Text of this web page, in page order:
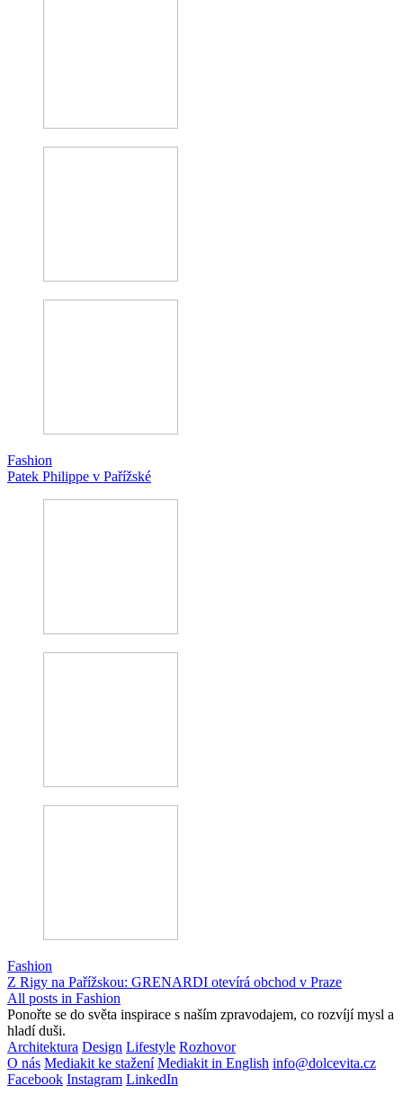
Fashion
Patek Philippe v Pařížské
Fashion
Z Rigy na Pařížskou: GRENARDI otevírá obchod v Praze
All posts in Fashion
Ponořte se do světa inspirace s naším zpravodajem, co rozvíjí mysl a
hladí duši.
Architektura Design Lifestyle Rozhovor
O nás Mediakit ke stažení Mediakit in English info@dolcevita.cz
Facebook Instagram LinkedIn